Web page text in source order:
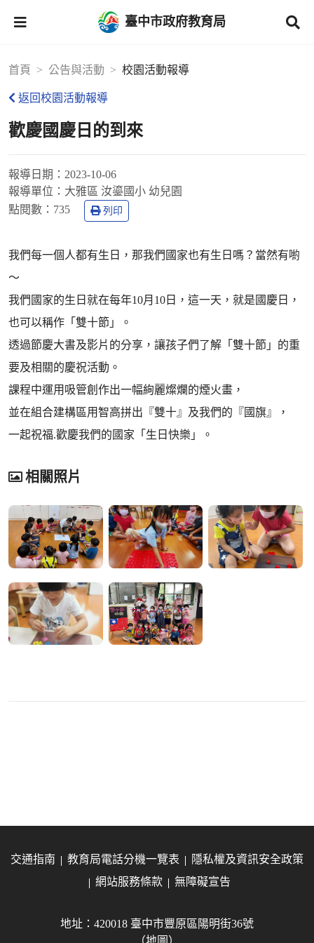
臺中市政府教育局
首頁 公告與活動 校園活動報導
返回校園活動報導
歡慶國慶日的到來
報導日期： 2023-10-06
報導單位： 大雅區 汝鎏國小 幼兒園
點閱數： 735 列印
我們每一個人都有生日，那我們國家也有生日嗎？當然有喲
～
我們國家的生日就在每年10月10日，這一天，就是國慶日，
也可以稱作「雙十節」。
透過節慶大書及影片的分享，讓孩子們了解「雙十節」的重
要及相關的慶祝活動。
課程中運用吸管創作出一幅絢麗燦爛的煙火畫，
並在組合建構區用智高拼出『雙十』及我們的『國旗』，
一起祝福.歡慶我們的國家「生日快樂」。
相關照片
交通指南 教育局電話分機一覽表
隱私權及資訊安全政策
網站服務條款
無障礙宣告
地址：420018 臺中市豐原區陽明街36號